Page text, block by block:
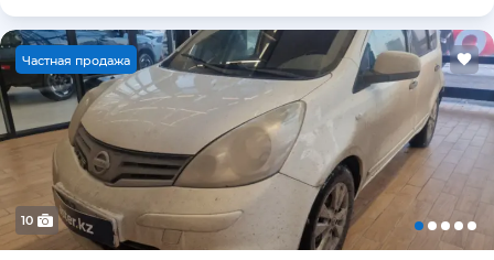
Частная продажа
10